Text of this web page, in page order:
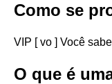
Como se
VIP [ vo ] Você
O que é